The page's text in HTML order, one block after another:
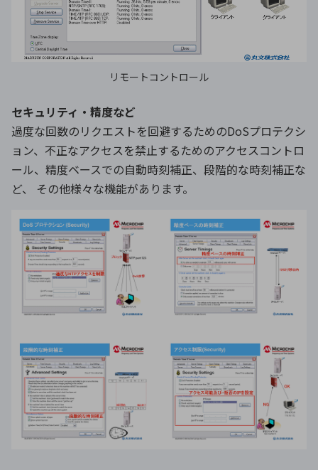
リモートコントロール
セキュリティ・精度など
過度な回数のリクエストを回避するためのDoSプロテクシ
ョン、不正なアクセスを禁止するためのアクセスコントロ
ール、精度ベースでの自動時刻補正、段階的な時刻補正な
ど、 その他様々な機能があります。